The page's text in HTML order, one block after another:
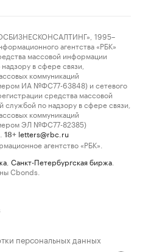
1995–
агентства «РБК»
массовой информации
в сфере связи,
коммуникаций
ИА №ФС77-63848) и сетевого
средства массовой
по надзору в сфере связи,
коммуникаций
ЭЛ №ФС77-82385)
18+ letters@rbc.ru
агентство «РБК».
Санкт-Петербургская биржа
Cbonds.
персональных данных